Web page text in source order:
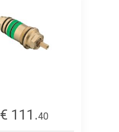
€ 111.40